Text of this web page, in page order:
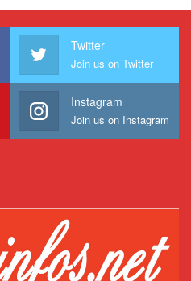
Twitter
Join us on Twitter
Instagram
Join us on Instagram